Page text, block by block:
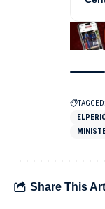
TAGGED:
Share This